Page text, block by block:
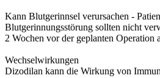
Kann Blutgerinnsel verursachen -
Blutgerinnungsstörung sollten nicht
2 Wochen vor der geplanten Operation
Wechselwirkungen
Dizodilan kann die Wirkung von